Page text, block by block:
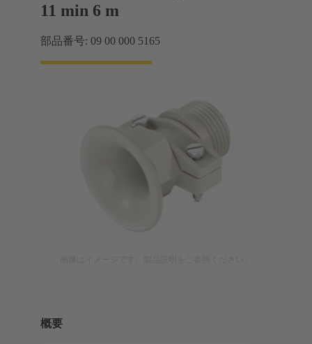
11 min 6 m
部品番号: 09 00 000 5165
概要